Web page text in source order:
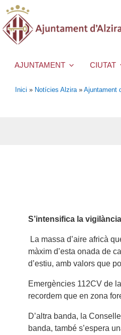
AJUNTAMENT CIUTAT
Inici » Notícies Alzira » Ajuntament
S’intensifica la
La massa d’aire africà
màxim d’esta onada de
d’estiu, amb valors que
Emergències 112CV de
recordem que en zona
D’altra banda, la
banda, també s’espera